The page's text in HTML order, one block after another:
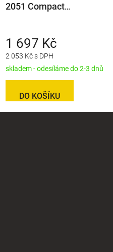
2051 Compact
2 053 Kč s DPH
1 697 Kč
skladem - odesíláme do 2-3 dnů
DO KOŠÍKU